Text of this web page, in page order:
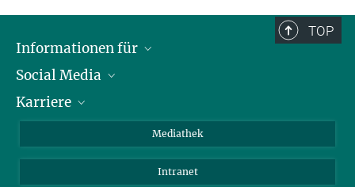
TOP
Informationen für
Journalisten
Schule
Social Media
LinkedIn
Karriere
Mediathek
Intranet